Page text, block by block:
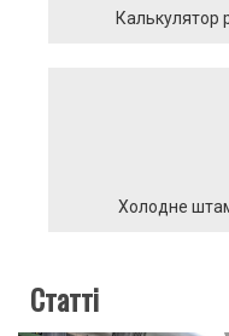
Калькулятор
Холодне
Статті